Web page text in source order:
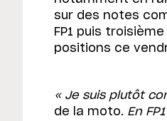
sur des notes
FP1 puis
positions ce
« Je suis plutôt
de la moto. En